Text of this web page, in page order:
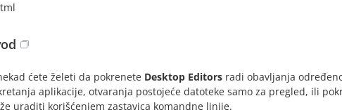
ćete želeti da pokrenete Desktop Editors radi obavljanja
aplikacije, otvaranja postojeće datoteke samo za pregled, ili
uraditi korišćenjem zastavica komandne linije.